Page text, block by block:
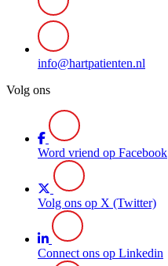
info@hartpatienten.nl
Volg ons
Word vriend op Facebook
Volg ons op X (Twitter)
Connect ons op Linkedin